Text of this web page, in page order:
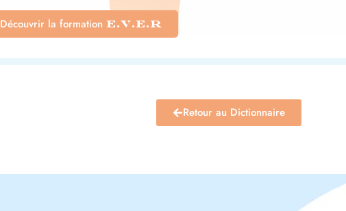
Découvrir la formation E.V.E.R
Retour au Dictionnaire